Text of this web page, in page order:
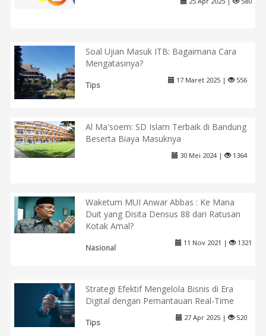
Soal Ujian Masuk ITB: Bagaimana Cara
Mengatasinya?
Tips
17 Maret 2025 | 556
Al Ma'soem: SD Islam Terbaik di Bandung
Beserta Biaya Masuknya
30 Mei 2024 | 1364
Waketum MUI Anwar Abbas : Ke Mana
Duit yang Disita Densus 88 dari Ratusan
Kotak Amal?
Nasional
11 Nov 2021 | 1321
Strategi Efektif Mengelola Bisnis di Era
Digital dengan Pemantauan Real-Time
Tips
27 Apr 2025 | 520